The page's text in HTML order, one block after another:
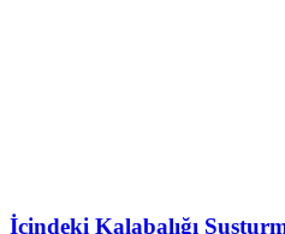
İçindeki Kalabalığı